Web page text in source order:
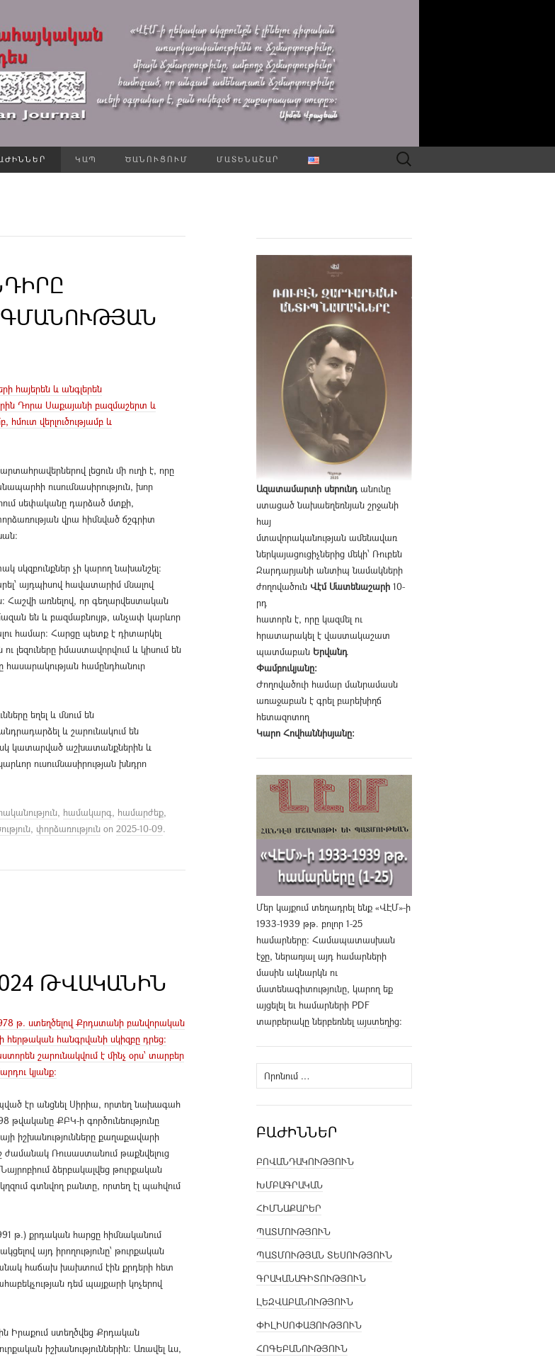
ԿԱՊ ԾԱՆՈՒՑՈՒՄ ՄԱՏԵՆԱՇԱՐ Որոնել՝
հայերեն և անգլերեն
Դորա Սաքայանի բազմաշերտ և
վերլուծությամբ և
լեցուն մի ուղի է, որը
ուսումնասիրություն, խոր
սեփականը դարձած մտքի,
վրա հիմնված ճշգրիտ
սկզբունքներ չի կարող նախանշել:
այդպիսով հավատարիմ մնալով
Հաշվի առնելով, որ գեղարվեստական
են և բազմաբնույթ, անչափ կարևոր
համար: Հարցը պետք է դիտարկել
լեզուները իմաստավորվում և կիսում են
հասարակության համընդհանուր
եղել և մնում են
և շարունակում են
կատարված աշխատանքներին և
ուսումնասիրության խնդրո
, համակարգ, համարժեք,
, փորձառություն on 2025-10-09.
ԹՎԱԿԱՆԻՆ
թ. ստեղծելով Քրդստանի բանվորական
հերթական հանգրվանի սկիզբը դրեց:
շարունակվում է մինչ օրս՝ տարբեր
կյանք:
էր անցնել Սիրիա, որտեղ նախագահ
ՔԲԿ-ի գործունեությունը
իշխանությունները քաղաքավարի
ժամանակ Ռուսաստանում թաքնվելուց
ձերբակալվեց թուրքական
գտնվող բանտը, որտեղ էլ պահվում
թ.) քրդական հարցը հիմնականում
այդ իրողությունը՝ թուրքական
հաճախ խախտում էին քրդերի հետ
դեմ պայքարի կոչերով
Իրաքում ստեղծվեց Քրդական
իշխանություններին։ Առավել ևս,
Ազատամարտի սերունդանունը
ստացած նախաեղեռնյան շրջանի
հայ
մտավորականության ամենավառ
ներկայացուցիչներից մեկի՝ Ռուբեն
Զարդարյանի անտիպ նամակների
ժողովածուն Վէմ Մատենաշարի 10-
րդ
հատորն է, որը կազմել ու
հրատարակել է վաստակաշատ
պատմաբան Երվանդ
Փամբուկյանը։
Ժողովածուի համար մանրամասն
առաջաբան է գրել բարեխիղճ
հետազոտող
Կարո Հովհաննիսյանը։
Մեր կայքում տեղադրել ենք «ՎԷՄ»-ի
1933-1939 թթ. բոլոր 1-25
համարները։ Համապատասխան
էջը, ներառյալ այդ համարների
մասին ակնարկն ու
մատենագիտությունը, կարող եք
այցելել եւ համարների PDF
տարբերակը ներբեռնել այստեղից։
Որոնել՝
ԲԱԺԻՆՆԵՐ
ԲՈՎԱՆԴԱԿՈՒԹՅՈՒՆ
ԽՄԲԱԳՐԱԿԱՆ
ՀԻՄՆԱՔԱՐԵՐ
ՊԱՏՄՈՒԹՅՈՒՆ
ՊԱՏՄՈՒԹՅԱՆ ՏԵՍՈՒԹՅՈՒՆ
ԳՐԱԿԱՆԱԳԻՏՈՒԹՅՈՒՆ
ԼԵԶՎԱԲԱՆՈՒԹՅՈՒՆ
ՓԻԼԻՍՈՓԱՅՈՒԹՅՈՒՆ
ՀՈԳԵԲԱՆՈՒԹՅՈՒՆ